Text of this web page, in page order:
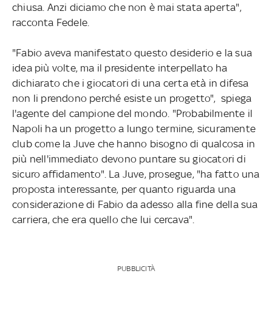
chiusa. Anzi diciamo che non è mai stata aperta",
racconta Fedele.
"Fabio aveva manifestato questo desiderio e la sua
idea più volte, ma il presidente interpellato ha
dichiarato che i giocatori di una certa età in difesa
non li prendono perché esiste un progetto", spiega
l'agente del campione del mondo. "Probabilmente il
Napoli ha un progetto a lungo termine, sicuramente
club come la Juve che hanno bisogno di qualcosa in
più nell'immediato devono puntare su giocatori di
sicuro affidamento". La Juve, prosegue, "ha fatto una
proposta interessante, per quanto riguarda una
considerazione di Fabio da adesso alla fine della sua
carriera, che era quello che lui cercava".
PUBBLICITÀ